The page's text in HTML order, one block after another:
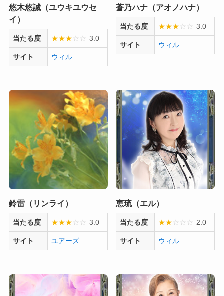
悠木悠誠（ユウキユウセ
イ）
当たる度 ★★★☆ ☆ 3.0
サイト ウィル
蒼乃ハナ（アオノハナ）
当たる度 ★★★☆ ☆ 3.0
サイト ウィル
鈴雷（リンライ）
当たる度 ★★★☆ ☆ 3.0
サイト ユアーズ
恵琉（エル）
当たる度 ★★☆ ☆ ☆ 2.0
サイト ウィル